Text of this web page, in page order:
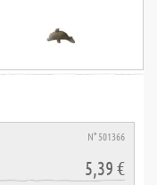
N° 501366
5,39 €